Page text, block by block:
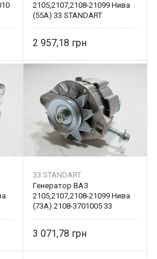
2105,2107,2108-21099 Нива
(55А) 33 STANDART
2 957,18
33 STANDART
Генератор ВАЗ
2105,2107,2108-21099 Нива
(73А) 2108-3701005 33
3 071,78